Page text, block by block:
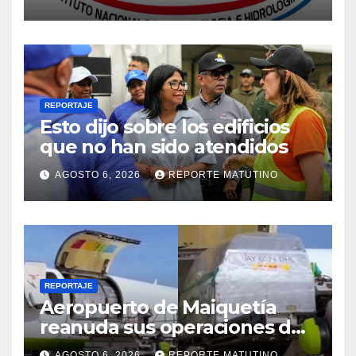
de este jueves 6 de agosto
2026
REPORTAJE
Esto dijo sobre los edificios
que no han sido atendidos
AGOSTO 6, 2026 REPORTE MATUTINO
REPORTAJE
Aeropuerto de Maiquetía
reanuda sus operaciones de
carga con primer vuelo